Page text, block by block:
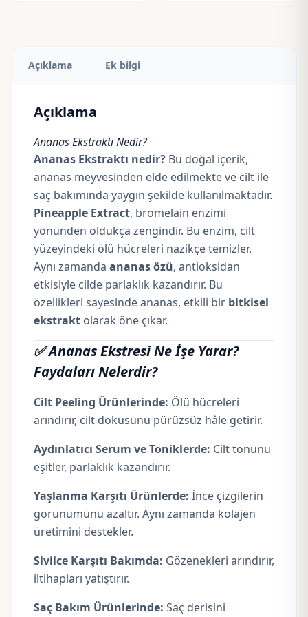
Açıklama Ek bilgi
Açıklama
Ananas Ekstraktı Nedir?
Ananas Ekstraktı nedir? Bu doğal içerik,
ananas meyvesinden elde edilmekte ve cilt ile
saç bakımında yaygın şekilde kullanılmaktadır.
Pineapple Extract, bromelain enzimi
yönünden oldukça zengindir. Bu enzim, cilt
yüzeyindeki ölü hücreleri nazikçe temizler.
Aynı zamanda ananas özü, antioksidan
etkisiyle cilde parlaklık kazandırır. Bu
özellikleri sayesinde ananas, etkili bir bitkisel
ekstrakt olarak öne çıkar.
✅ Ananas Ekstresi Ne İşe Yarar?
Faydaları Nelerdir?
Cilt Peeling Ürünlerinde: Ölü hücreleri
arındırır, cilt dokusunu pürüzsüz hâle getirir.
Aydınlatıcı Serum ve Toniklerde: Cilt tonunu
eşitler, parlaklık kazandırır.
Yaşlanma Karşıtı Ürünlerde: İnce çizgilerin
görünümünü azaltır. Aynı zamanda kolajen
üretimini destekler.
Sivilce Karşıtı Bakımda: Gözenekleri arındırır,
iltihapları yatıştırır.
Saç Bakım Ürünlerinde: Saç derisini